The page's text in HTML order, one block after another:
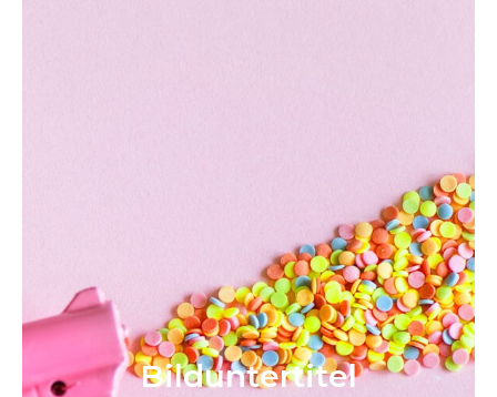
Bild­unter­titel